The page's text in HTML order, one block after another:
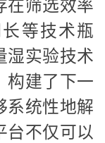
在筛选效率
等技术瓶
湿实验技术
构建了下一
系统性地解
台不仅可以